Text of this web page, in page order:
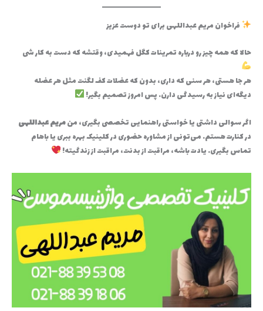
فراخوان مریم عبداللهی برای تو دوست عزیز
حالا که همه چیز رو درباره تمرینات کگل فهمیدی، وقتشه که دست به کار شی
هر جا هستی، هر سنی که داری، بدون که عضلات کف لگنت مثل هر عضله
دیگه‌ای نیاز به رسیدگی دارن. پس امروز تصمیم بگیر!
اگر سوالی داشتی یا خواستی راهنمایی تخصصی بگیری، منمریم عبداللهی
در کنارت هستم. می‌تونی از مشاوره حضوری در کلینیک بهره ببری یا باهام
تماس بگیری. یادت باشه، مراقبت از بدنت، مراقبت از زندگیته!